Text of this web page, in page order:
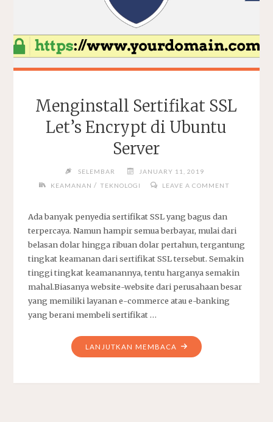
Menginstall Sertifikat SSL
Let’s Encrypt di Ubuntu
Server
SELEMBAR
JANUARY 11, 2019
KEAMANAN / TEKNOLOGI LEAVE A COMMENT
Ada banyak penyedia sertifikat SSL yang bagus dan
terpercaya. Namun hampir semua berbayar, mulai dari
belasan dolar hingga ribuan dolar pertahun, tergantung
tingkat keamanan dari sertifikat SSL tersebut. Semakin
tinggi tingkat keamanannya, tentu harganya semakin
mahal.Biasanya website-website dari perusahaan besar
yang memiliki layanan e-commerce atau e-banking
yang berani membeli sertifikat …
LANJUTKAN MEMBACA "MENGINSTALL